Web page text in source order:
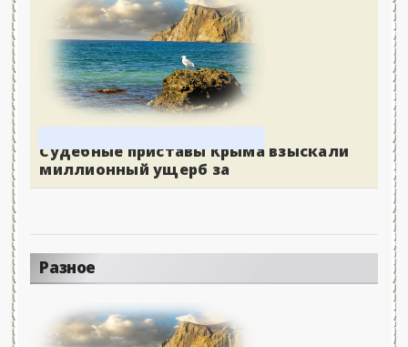
Судебные приставы Крыма взыскали
миллионный ущерб за
Разное